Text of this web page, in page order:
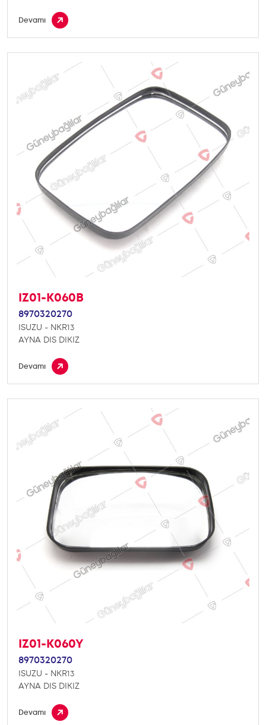
Devamı
IZ01-K060B
8970320270
ISUZU - NKR13
AYNA DIS DIKIZ
Devamı
IZ01-K060Y
8970320270
ISUZU - NKR13
AYNA DIS DIKIZ
Devamı